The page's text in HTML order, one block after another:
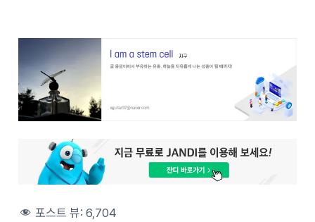
포스트 뷰:6,704